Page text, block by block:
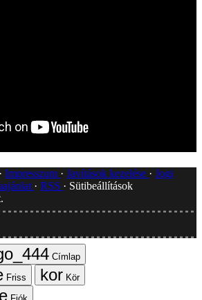
Impresszum Javítások kezelése
Jogi
RSS
Sütibeállítások
Címlap
Friss
Kör